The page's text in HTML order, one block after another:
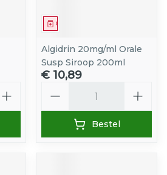
Geneesmiddel
Algidrin 20mg/ml Orale
Susp Siroop 200ml
€ 10,89
Bestel